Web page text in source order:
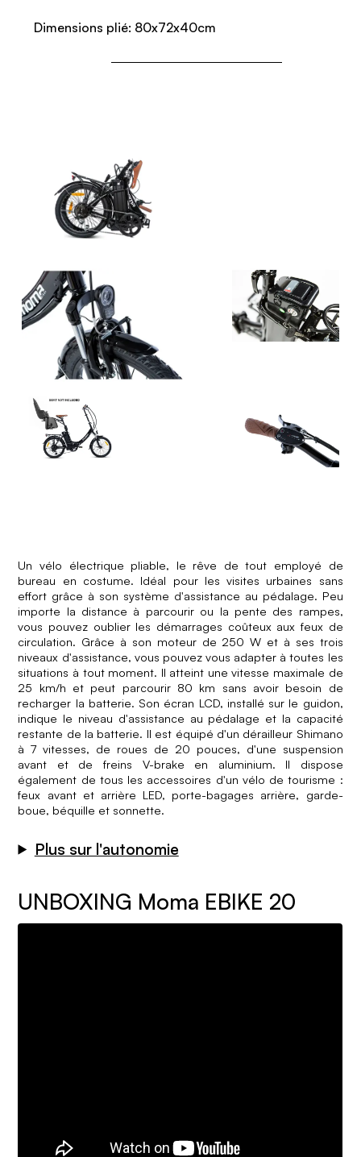
Dimensions plié: 80x72x40cm
Un vélo électrique pliable, le rêve de tout employé de
bureau en costume. Idéal pour les visites urbaines sans
effort grâce à son système d'assistance au pédalage. Peu
importe la distance à parcourir ou la pente des rampes,
vous pouvez oublier les démarrages coûteux aux feux de
circulation. Grâce à son moteur de 250 W et à ses trois
niveaux d'assistance, vous pouvez vous adapter à toutes les
situations à tout moment. Il atteint une vitesse maximale de
25 km/h et peut parcourir 80 km sans avoir besoin de
recharger la batterie. Son écran LCD, installé sur le guidon,
indique le niveau d'assistance au pédalage et la capacité
restante de la batterie. Il est équipé d'un dérailleur Shimano
à 7 vitesses, de roues de 20 pouces, d'une suspension
avant et de freins V-brake en aluminium. Il dispose
également de tous les accessoires d'un vélo de tourisme :
feux avant et arrière LED, porte-bagages arrière, garde-
boue, béquille et sonnette.
Plus sur l'autonomie
UNBOXING Moma EBIKE 20